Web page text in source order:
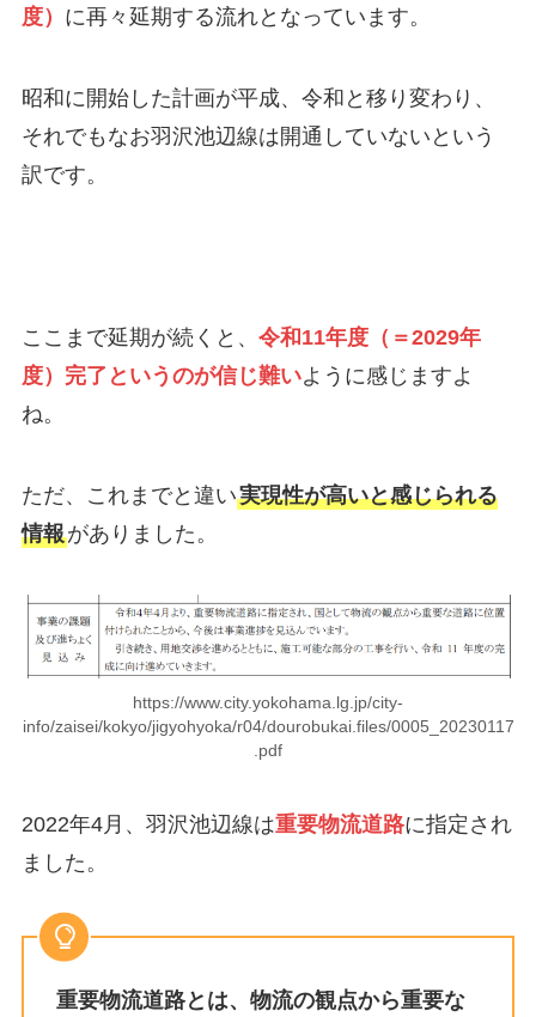
度） に再々延期する流れとなっています。
昭和に開始した計画が平成、令和と移り変わり、
それでもなお羽沢池辺線は開通していないという
訳です。
ここまで延期が続くと、 令和11年度（＝2029年
度）完了というのが信じ難いように感じますよ
ね。
ただ、これまでと違い実現性が高いと感じられる
情報がありました。
https://www.city.yokohama.lg.jp/city-
info/zaisei/kokyo/jigyohyoka/r04/dourobukai.files/0005_20230117
.pdf
2022年4月、羽沢池辺線は重要物流道路に指定され
ました。
重要物流道路とは、物流の観点から重要な